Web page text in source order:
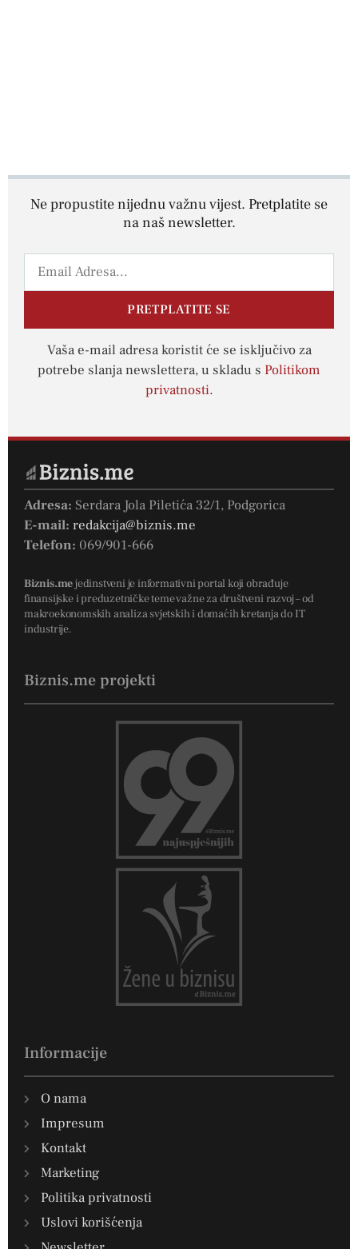
Ne propustite nijednu važnu vijest. Pretplatite se
na naš newsletter.
PRETPLATITE SE
Vaša e-mail adresa koristit će se isključivo za
potrebe slanja newslettera, u skladu s Politikom
privatnosti.
Adresa: Serdara Jola Piletića 32/1, Podgorica
E-mail: redakcija@biznis.me
Telefon: 069/901-666
Biznis.mejedinstveni je informativni portal koji obrađuje
finansijske i preduzetničke teme važne za društveni razvoj – od
makroekonomskih analiza svjetskih i domaćih kretanja do IT
industrije.
Biznis.me projekti
Informacije
O nama
Impresum
Kontakt
Marketing
Politika privatnosti
Uslovi korišćenja